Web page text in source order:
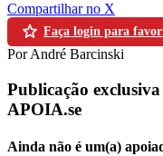
Compartilhar no X
Faça login para
Por André Barcinski
Publicação
APOIA.se
Ainda não é um(a)